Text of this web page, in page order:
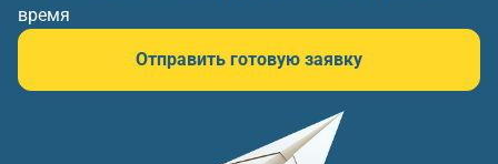
время
Отправить готовую заявку